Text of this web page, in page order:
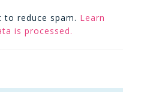
to reduce spam. Learn
is processed.